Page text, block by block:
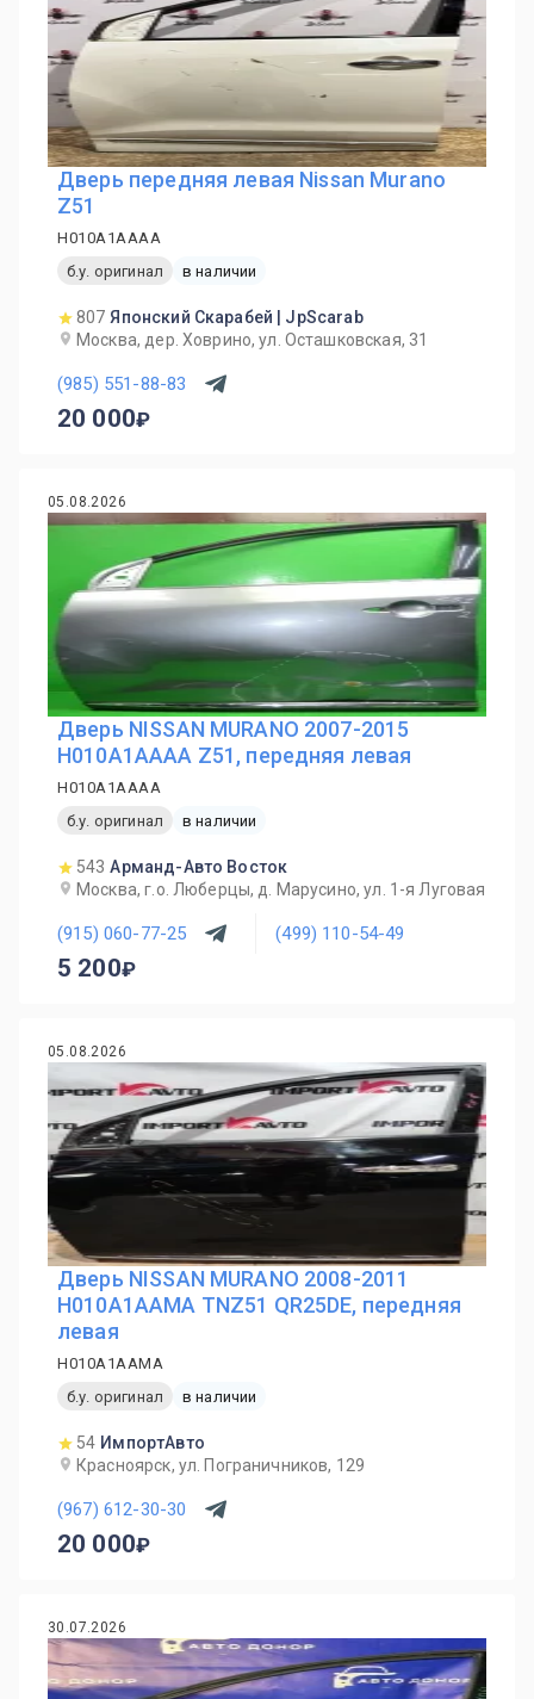
Дверь передняя левая Nissan Murano
Z51
H010A1AAAA
б.у. оригинал
в наличии
807 Японский Скарабей | JpScarab
Москва, дер. Ховрино, ул. Осташковская, 31
(985) 551-88-83
20 000
05.08.2026
Дверь NISSAN MURANO 2007-2015
H010A1AAAA Z51, передняя левая
H010A1AAAA
б.у. оригинал
в наличии
543 Арманд-Авто Восток
Москва, г.о. Люберцы, д. Марусино, ул. 1-я Луговая
(915) 060-77-25 (499) 110-54-49
5 200
05.08.2026
Дверь NISSAN MURANO 2008-2011
H010A1AAMA TNZ51 QR25DE, передняя
левая
H010A1AAMA
б.у. оригинал
в наличии
54 ИмпортАвто
Красноярск, ул. Пограничников, 129
(967) 612-30-30
20 000
30.07.2026